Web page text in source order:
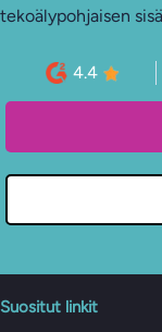
tekoälypohjaisen
4.4
Suositut linkit